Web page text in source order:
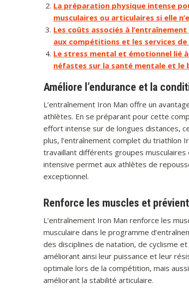
La préparation physique intense
musculaires ou articulaires si elle
Les coûts associés à
aux compétitions et les services
Le stress mental et émotionnel lié
néfastes sur la santé mentale et le
Améliore l’endurance et la
L’entraînement Iron Man offre un
athlètes. En se préparant pour cette
effort intense sur de longues distances,
plus, l’entraînement complet du triathlon
travaillant différents groupes
intensive permet aux athlètes de
exceptionnel.
Renforce les muscles et
L’entraînement Iron Man renforce les
musculaire dans le programme
des disciplines de natation, de cyclisme
améliorant ainsi leur puissance et leur
optimale lors de la compétition, mais
améliorant la stabilité articulaire.